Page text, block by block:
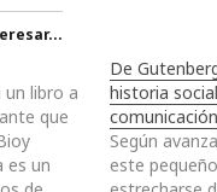
un libro a
que
es un
De
historia
comunicación
Según
este